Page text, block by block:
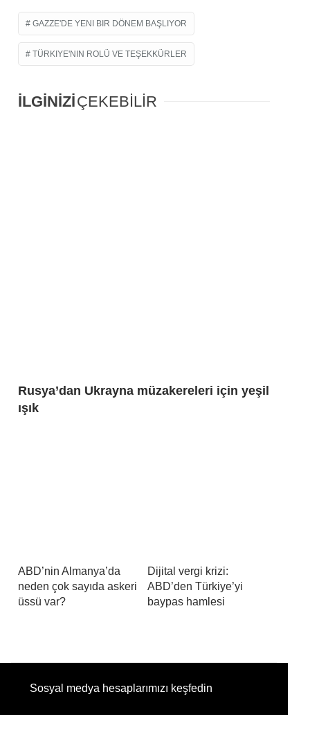
GAZZE'DE YENI BIR DÖNEM BAŞLIYOR
TÜRKIYE'NIN ROLÜ VE TEŞEKKÜRLER
İLGİNİZİÇEKEBİLİR
Rusya’dan Ukrayna müzakereleri için yeşil
ışık
ABD’nin Almanya’da
neden çok sayıda askeri
üssü var?
Dijital vergi krizi:
ABD’den Türkiye’yi
baypas hamlesi
Sosyal medya hesaplarımızı keşfedin